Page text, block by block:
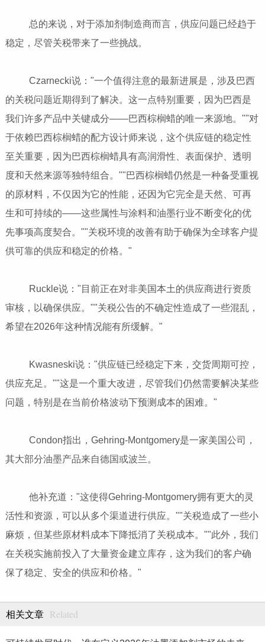
总的来说，对于添加剂制造商而言，供应问题已经趋于
稳定，尽管关税带来了一些挑战。
Czarnecki说："一个值得注意的最新进展是，涉及巴西
的关税问题近期得到了解决。这一点特别重要，因为巴西是
我们许多产品中关键成分——巴西棕榈蜡的唯一来源地。""对
于依赖巴西棕榈蜡的配方设计师来说，这个供应链的稳定性
至关重要，因为巴西棕榈蜡具有高润滑性、表面保护、透明
度和天然来源等独特组合。""巴西棕榈蜡仍然是一种备受重视
的原材料，不仅因为它的性能，还因为它完全是天然、可再
生和可持续的——这些属性与涂料和油墨行业不断变化的优
先事项高度契合。""关税环境的改善有助于确保为全球客户提
供可靠的供应和稳定的价格。"
Ruckle说："目前正在对非美国本土的供应商进行资质
审核，以确保供应。""关税公告的不确定性造成了一些混乱，
希望在2026年这种情况能有所缓解。"
Kwasneski说："供应链已经稳定下来，交货周期可控，
供应充足。""这是一个重大改进，尽管我们仍然需要解决某些
问题，特别是在当前价格波动下预测成本的困难。"
Condon指出，Gehring-Montgomery是一家美国公司，
其大部分油墨产品来自德国或波兰。
他补充道："这使得Gehring-Montgomery拥有更大的灵
活性和资源，可以从多个渠道进行供应。""关税造成了一些小
麻烦，但某些原材料成本下降抵消了关税成本。""此外，我们
在关税实施前投入了大量资金建立库存，这为我们的客户确
保了稳定、安全的供应和价格。"
相关文章 Related